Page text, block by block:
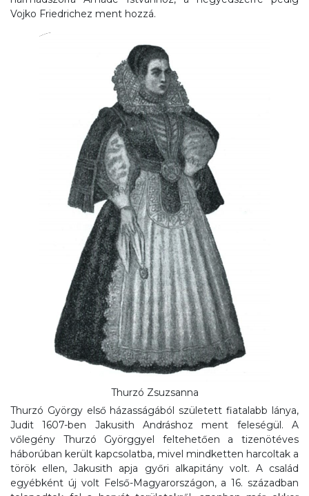
Vojko Friedrichez ment hozzá.
Thurzó Zsuzsanna
Thurzó György első házasságából született fiatalabb lánya,
Judit 1607-ben Jakusith Andráshoz ment feleségül. A
vőlegény Thurzó Györggyel feltehetően a tizenötéves
háborúban került kapcsolatba, mivel mindketten harcoltak a
török ellen, Jakusith apja győri alkapitány volt. A család
egyébként új volt Felső-Magyarországon, a 16. században